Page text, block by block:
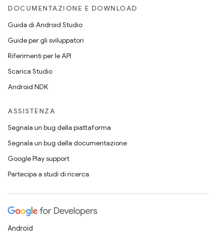
DOCUMENTAZIONE E DOWNLOAD
Guida di Android Studio
Guide per gli sviluppatori
Riferimenti per le API
Scarica Studio
Android NDK
ASSISTENZA
Segnala un bug della piattaforma
Segnala un bug della documentazione
Google Play support
Partecipa a studi di ricerca
Android